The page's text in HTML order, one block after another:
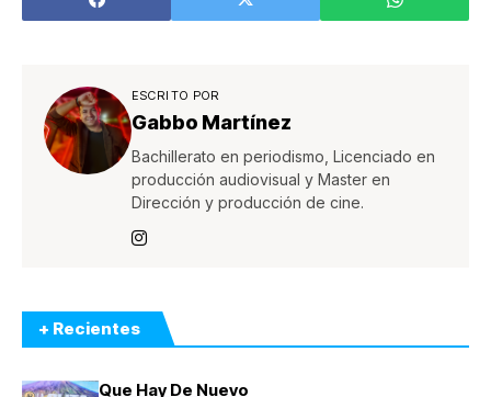
ESCRITO POR
Gabbo Martínez
Bachillerato en periodismo, Licenciado en
producción audiovisual y Master en
Dirección y producción de cine.
+ Recientes
Que Hay De Nuevo